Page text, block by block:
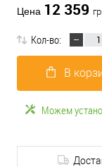
Цена 12 359
Кол-во:
В
Можем